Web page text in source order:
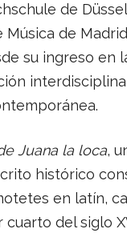
de
de
su ingreso
Juana la loca,
histórico
en latín,
del siglo